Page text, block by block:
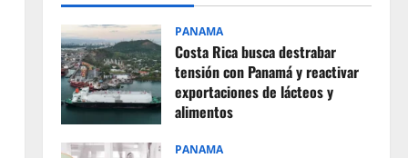
PANAMA
Costa Rica busca destrabar
tensión con Panamá y reactivar
exportaciones de lácteos y
alimentos
PANAMA